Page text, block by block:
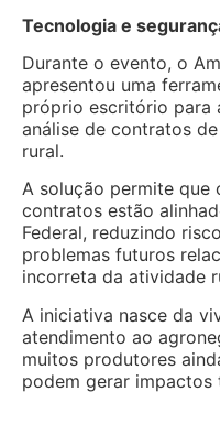
Tecnologia e
Durante o evento, o
apresentou uma
próprio escritório para
análise de contratos
rural.
A solução permite que
contratos estão
Federal, reduzindo
problemas futuros
incorreta da atividade
A iniciativa nasce da
atendimento ao
muitos produtores
podem gerar impactos